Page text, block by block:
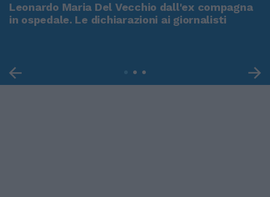
Leonardo Maria Del Vecchio dall'ex compagna
in ospedale. Le dichiarazioni ai giornalisti